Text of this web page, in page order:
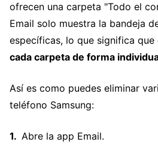
ofrecen una carpeta "Todo el
Email solo muestra la bandeja
específicas, lo que significa que
cada carpeta de forma
Así es como puedes eliminar
teléfono Samsung:
Abre la app Email.